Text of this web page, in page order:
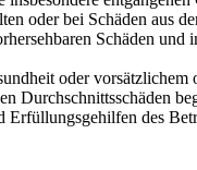
oder bei Schäden aus
Schäden
oder vorsätzlichem
Erfüllungsgehilfen des